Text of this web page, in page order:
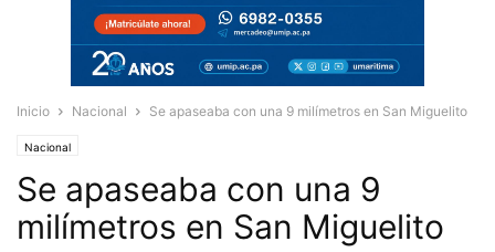
Inicio Nacional Se apaseaba con una 9 milímetros en San Miguelito
Nacional
Se apaseaba con una 9
milímetros en San Miguelito